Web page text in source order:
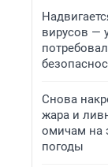
вирусов —
Снова
жара и
омичам на
погоды